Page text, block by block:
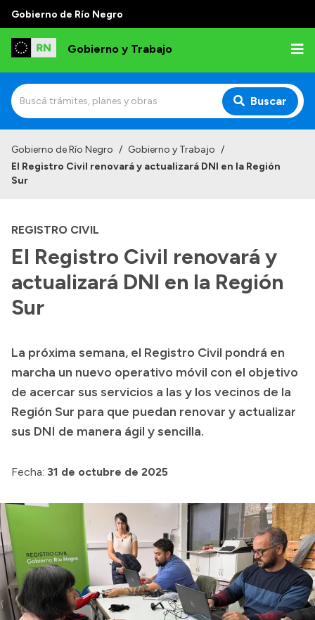
Gobierno de Río Negro
Gobierno y Trabajo
Buscar
Institucional
Autoridades, Áreas y Organismos
Delegaciones
Normativa
Presupuesto
Boletín Oficial
Compras y licitaciones
Consulta de expedientes
Convocatorias
Intranet
Gobierno de Río Negro / Gobierno y Trabajo /
El Registro Civil renovará y actualizará DNI en la Región
Sur
REGISTRO CIVIL
El Registro Civil renovará y
actualizará DNI en la Región
Sur
La próxima semana, el Registro Civil pondrá en
marcha un nuevo operativo móvil con el objetivo
de acercar sus servicios a las y los vecinos de la
Región Sur para que puedan renovar y actualizar
sus DNI de manera ágil y sencilla.
Fecha: 31 de octubre de 2025